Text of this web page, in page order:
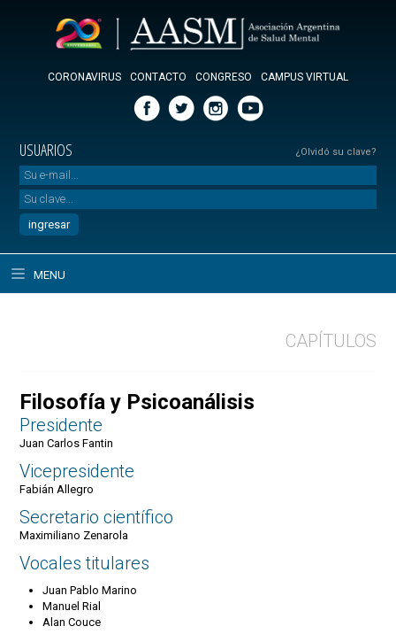
CORONAVIRUS CONTACTO CONGRESO CAMPUS VIRTUAL
USUARIOS ¿Olvidó su clave?
MENU
CAPÍTULOS
Filosofía y Psicoanálisis
Presidente
Juan Carlos Fantin
Vicepresidente
Fabián Allegro
Secretario científico
Maximiliano Zenarola
Vocales titulares
Juan Pablo Marino
Manuel Rial
Alan Couce